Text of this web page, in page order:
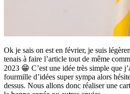
Ok je sais on est en février, je suis
tenais à faire l’article tout de même
2023 😁 C’est une idée très simple que
fourmille d’idées super sympa alors
dessus. Nous allons donc réaliser une